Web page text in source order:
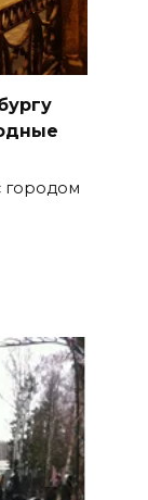
городом